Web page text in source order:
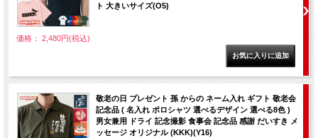
ト 大きいサイズ(O5)
価格： 2,480円(税込)
敬老の日 プレゼント 孫 からの ネーム入れ ギフト 敬老会
記念品 ( 名入れ ポロシャツ 選べるデザイン 選べる8色 )
男女兼用 ドライ 記念撮影 食事会 記念品 感謝 だいすき メ
ッセージ オリジナル (KKK)(Y16)